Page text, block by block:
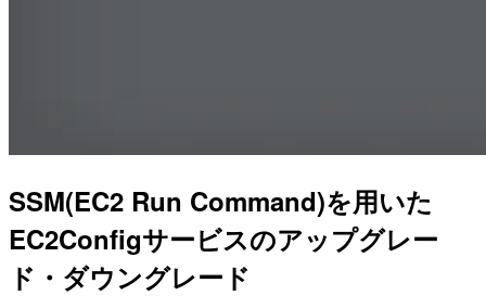
SSM(EC2 Run Command)を用いた
EC2Configサービスのアップグレー
ド・ダウングレード